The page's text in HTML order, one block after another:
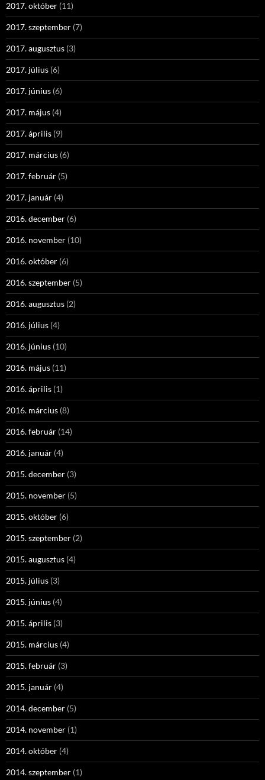
2017. október (11)
2017. szeptember (7)
2017. augusztus (3)
2017. július (6)
2017. június (6)
2017. május (4)
2017. április (9)
2017. március (6)
2017. február (5)
2017. január (4)
2016. december (6)
2016. november (10)
2016. október (6)
2016. szeptember (5)
2016. augusztus (2)
2016. július (4)
2016. június (10)
2016. május (11)
2016. április (1)
2016. március (8)
2016. február (14)
2016. január (4)
2015. december (3)
2015. november (5)
2015. október (6)
2015. szeptember (2)
2015. augusztus (4)
2015. július (3)
2015. június (4)
2015. április (3)
2015. március (4)
2015. február (3)
2015. január (4)
2014. december (5)
2014. november (1)
2014. október (4)
2014. szeptember (1)